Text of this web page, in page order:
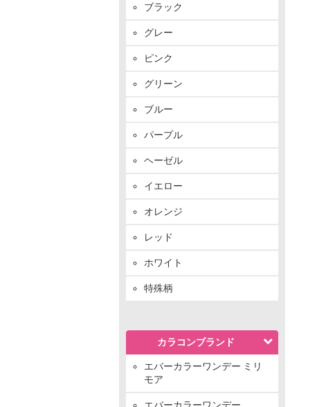
ブラック
グレー
ピンク
グリーン
ブルー
パープル
ヘーゼル
イエロー
オレンジ
レッド
ホワイト
特殊柄
カラコンブランド
エバーカラーワンデー ミリ
モア
エバーカラーワンデー